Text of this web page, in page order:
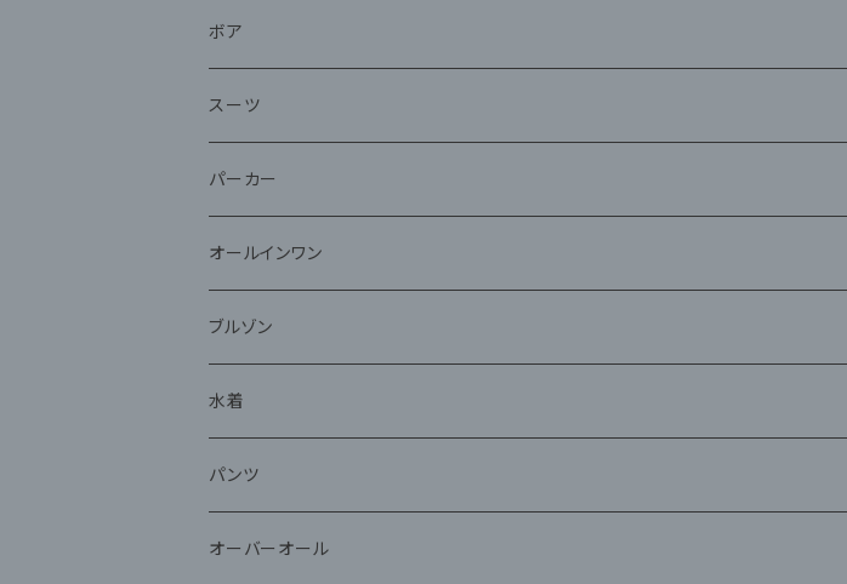
ボア
スーツ
パーカー
オールインワン
ブルゾン
水着
パンツ
オーバーオール